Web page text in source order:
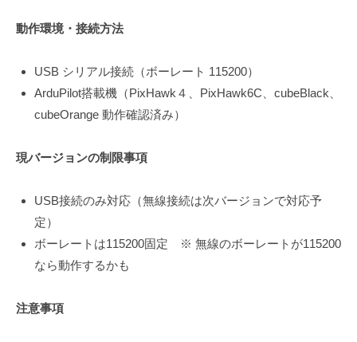
動作環境・接続方法
USB シリアル接続（ボーレート 115200）
ArduPilot搭載機（PixHawk４、PixHawk6C、cubeBlack、
cubeOrange 動作確認済み）
現バージョンの制限事項
USB接続のみ対応（無線接続は次バージョンで対応予
定）
ボーレートは115200固定 ※ 無線のボーレートが115200
なら動作するかも
注意事項